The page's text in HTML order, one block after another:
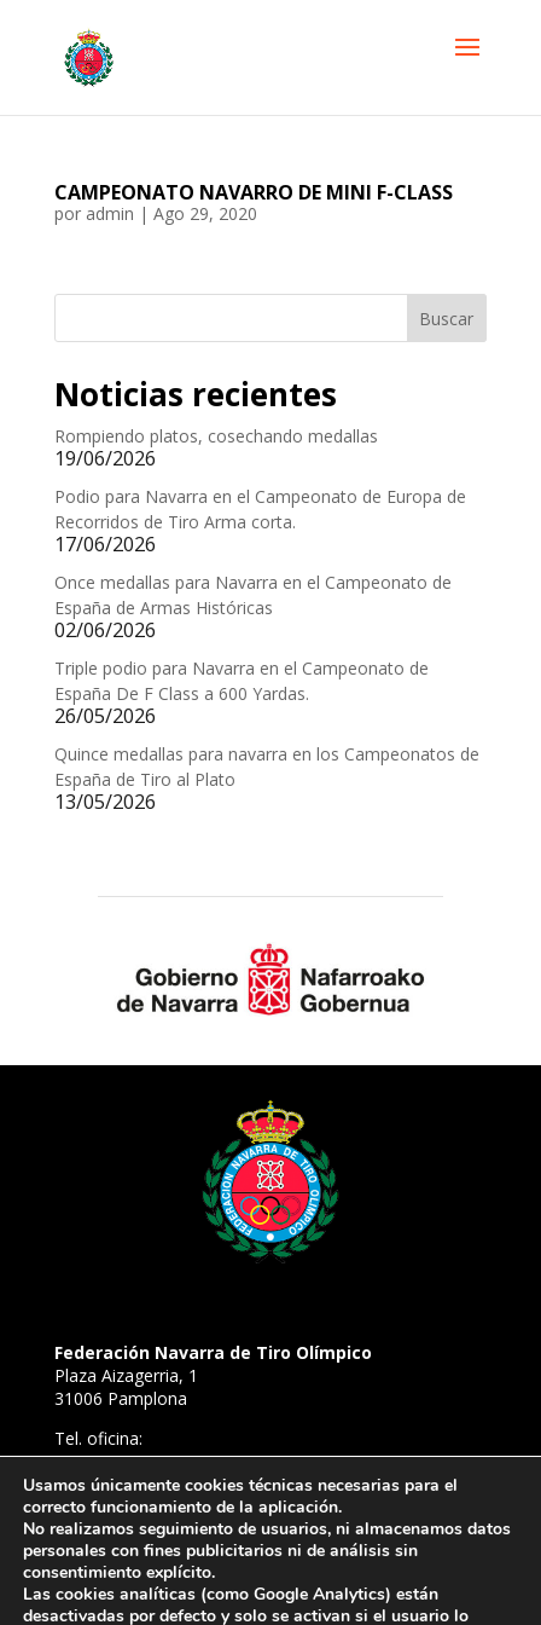
CAMPEONATO NAVARRO DE MINI F-CLASS
por admin | Ago 29, 2020
Buscar
Noticias recientes
Rompiendo platos, cosechando medallas
19/06/2026
Podio para Navarra en el Campeonato de Europa de
Recorridos de Tiro Arma corta.
17/06/2026
Once medallas para Navarra en el Campeonato de
España de Armas Históricas
02/06/2026
Triple podio para Navarra en el Campeonato de
España De F Class a 600 Yardas.
26/05/2026
Quince medallas para navarra en los Campeonatos de
España de Tiro al Plato
13/05/2026
Federación Navarra de Tiro Olímpico
Plaza Aizagerria, 1
31006 Pamplona
Tel. oficina:
948 22 94 52
Tel. Campo de Tiro de Aizoáin:
638 81 54 39
E-mail:
ftironavarra@gmail.com
Usamos únicamente cookies técnicas necesarias para el
correcto funcionamiento de la aplicación.
No realizamos seguimiento de usuarios, ni almacenamos datos
personales con fines publicitarios ni de análisis sin
consentimiento explícito.
Las cookies analíticas (como Google Analytics) están
desactivadas por defecto y solo se activan si el usuario lo